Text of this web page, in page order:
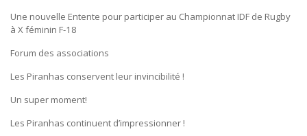
Une nouvelle Entente pour participer au Championnat IDF de Rugby
à X féminin F-18
Forum des associations
Les Piranhas conservent leur invincibilité !
Un super moment!
Les Piranhas continuent d’impressionner !